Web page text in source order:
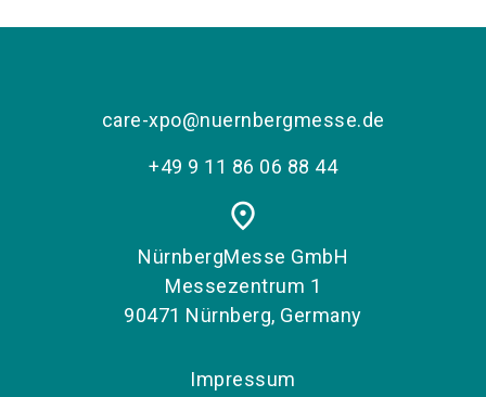
care-xpo@nuernbergmesse.de
+49 9 11 86 06 88 44
place
NürnbergMesse GmbH
Messezentrum 1
90471 Nürnberg, Germany
Impressum